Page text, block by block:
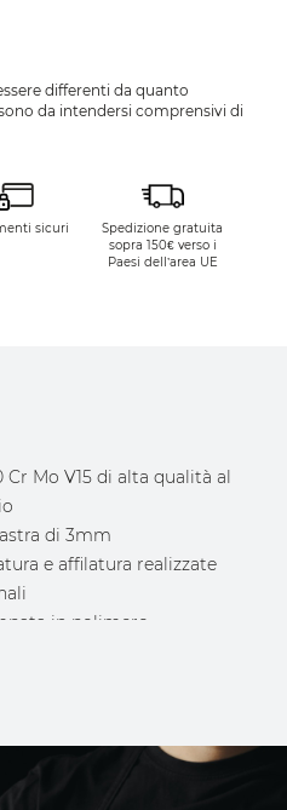
differenti da quanto
da intendersi comprensivi di
sicuri
Spedizione gratuita
sopra 150€ verso i
Paesi dell’area UE
Cr Mo V15 di alta qualità al
di 3mm
e affilatura realizzate
in polimero
diretta per garantire la
bloccaggio della lama
un bilanciamento